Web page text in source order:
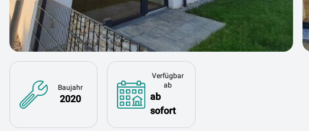
Baujahr
2020
Verfügbar
ab
ab
sofort